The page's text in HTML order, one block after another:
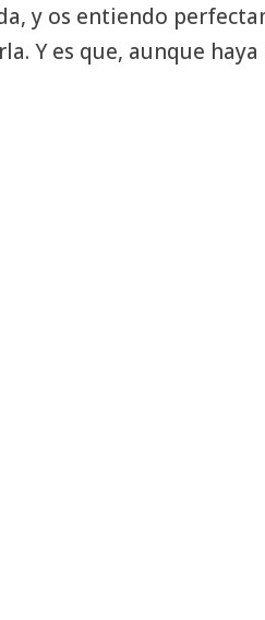
y os entiendo
Y es que, aunque